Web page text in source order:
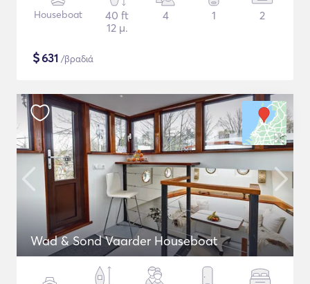
Houseboat
40 ft
12 μ.
4 1 2
$631 /βραδιά
Wad & Sond Vaarder Houseboat